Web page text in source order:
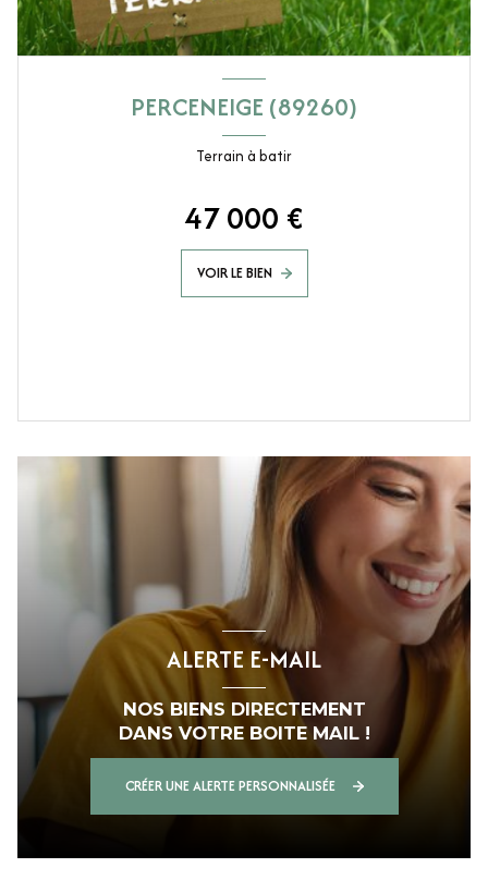
PERCENEIGE (89260)
Terrain à batir
47 000 €
VOIR LE BIEN
ALERTE E-MAIL
NOS BIENS DIRECTEMENT
DANS VOTRE BOITE MAIL !
CRÉER UNE ALERTE PERSONNALISÉE